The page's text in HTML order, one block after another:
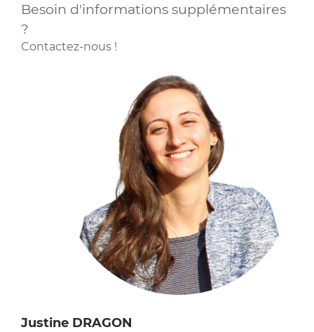
Besoin d'informations supplémentaires
?
Contactez-nous !
Justine DRAGON